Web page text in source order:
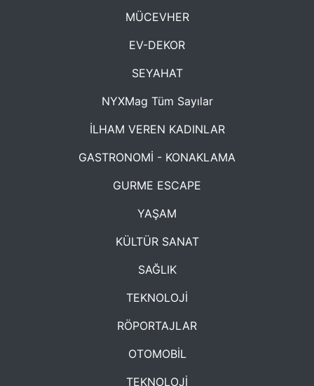
MÜCEVHER
EV-DEKOR
SEYAHAT
NYXMag Tüm Sayılar
İLHAM VEREN KADINLAR
GASTRONOMİ - KONAKLAMA
GURME ESCAPE
YAŞAM
KÜLTÜR SANAT
SAĞLIK
TEKNOLOJİ
RÖPORTAJLAR
OTOMOBİL
TEKNOLOJİ